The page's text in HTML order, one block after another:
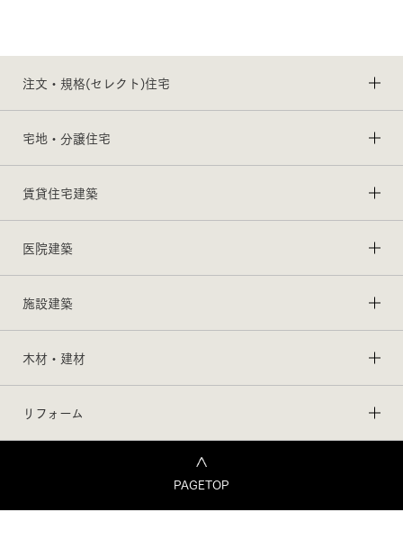
注文・規格(セレクト)住宅
宅地・分譲住宅
賃貸住宅建築
医院建築
施設建築
木材・建材
リフォーム
PAGETOP